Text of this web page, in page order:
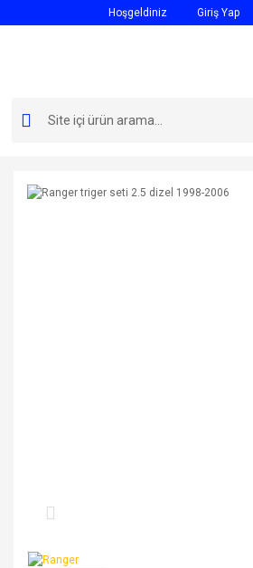
Hoşgeldiniz Giriş Yap